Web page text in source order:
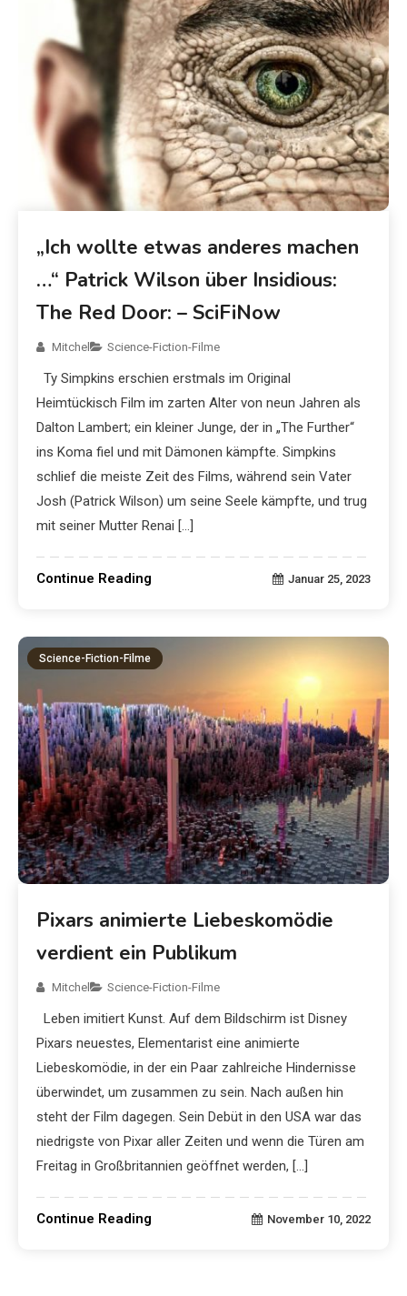
„Ich wollte etwas anderes machen
…“ Patrick Wilson über Insidious:
The Red Door: – SciFiNow
Mitchel Science-Fiction-Filme
Ty Simpkins erschien erstmals im Original
Heimtückisch Film im zarten Alter von neun Jahren als
Dalton Lambert; ein kleiner Junge, der in „The Further“
ins Koma fiel und mit Dämonen kämpfte. Simpkins
schlief die meiste Zeit des Films, während sein Vater
Josh (Patrick Wilson) um seine Seele kämpfte, und trug
mit seiner Mutter Renai […]
Continue Reading Januar 25, 2023
Science-Fiction-Filme
Pixars animierte Liebeskomödie
verdient ein Publikum
Mitchel Science-Fiction-Filme
Leben imitiert Kunst. Auf dem Bildschirm ist Disney
Pixars neuestes, Elementarist eine animierte
Liebeskomödie, in der ein Paar zahlreiche Hindernisse
überwindet, um zusammen zu sein. Nach außen hin
steht der Film dagegen. Sein Debüt in den USA war das
niedrigste von Pixar aller Zeiten und wenn die Türen am
Freitag in Großbritannien geöffnet werden, […]
Continue Reading November 10, 2022